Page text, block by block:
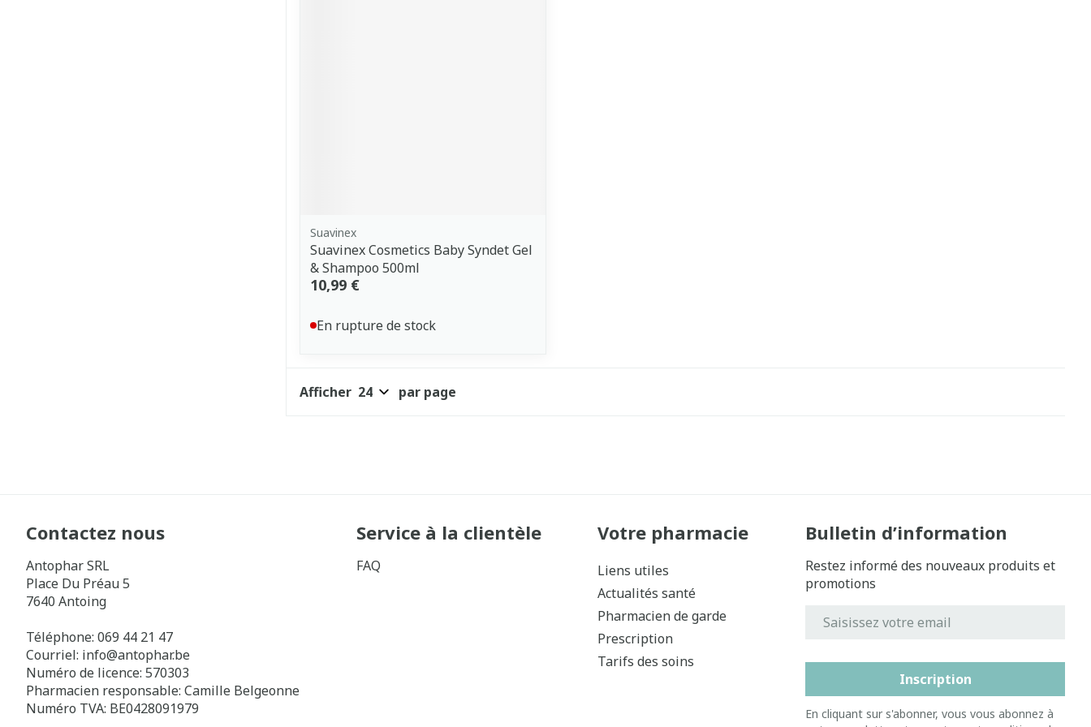
Suavinex
Suavinex Cosmetics Baby Syndet Gel
& Shampoo 500ml
10,99 €
En rupture de stock
Afficher par page
Contactez nous
Antophar SRL
Place Du Préau 5
7640 Antoing
Téléphone: 069 44 21 47
Courriel: info@antophar.be
Numéro de licence: 570303
Pharmacien responsable: Camille Belgeonne
Numéro TVA: BE0428091979
Service à la clientèle
FAQ
Votre pharmacie
Liens utiles
Actualités santé
Pharmacien de garde
Prescription
Tarifs des soins
Bulletin d’information
Restez informé des nouveaux produits et
promotions
Inscription
En cliquant sur s'abonner, vous vous abonnez à